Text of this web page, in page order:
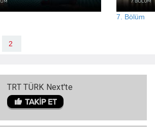
7. Bölüm
2
TRT TÜRK Next'te